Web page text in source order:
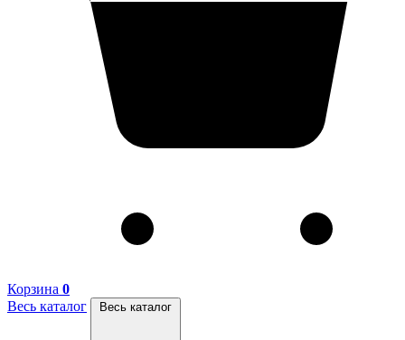
Корзина 0
Весь каталог
Весь каталог